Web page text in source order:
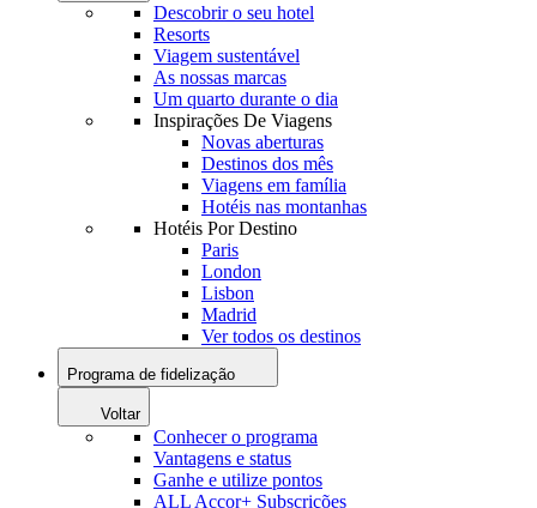
Descobrir o seu hotel
Resorts
Viagem sustentável
As nossas marcas
Um quarto durante o dia
Inspirações De Viagens
Novas aberturas
Destinos dos mês
Viagens em família
Hotéis nas montanhas
Hotéis Por Destino
Paris
London
Lisbon
Madrid
Ver todos os destinos
Programa de fidelização
Voltar
Conhecer o programa
Vantagens e status
Ganhe e utilize pontos
ALL Accor+ Subscrições